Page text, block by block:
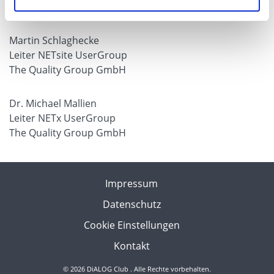
The Quality Group eGaming GmbH
Martin Schlaghecke
Leiter NETsite UserGroup
The Quality Group GmbH
Dr. Michael Mallien
Leiter NETx UserGroup
The Quality Group GmbH
Impressum
Datenschutz
Cookie Einstellungen
Kontakt
© 2026 DiALOG Club . Alle Rechte vorbehalten.